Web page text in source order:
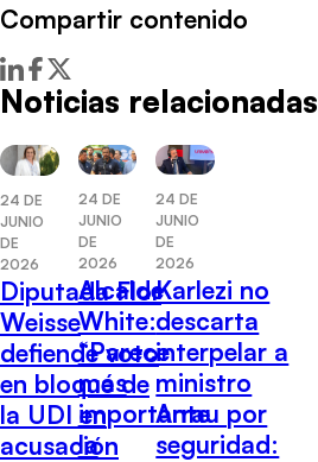
Compartir contenido
Noticias relacionadas
24 DE
JUNIO
DE
2026
Diputada Flor
Weisse
defiende voto
en bloque de
la UDI en
acusación
24 DE
JUNIO
DE
2026
Alcalde
White:
“Parece
más
importante
la
24 DE
JUNIO
DE
2026
Karlezi no
descarta
interpelar a
ministro
Arrau por
seguridad: